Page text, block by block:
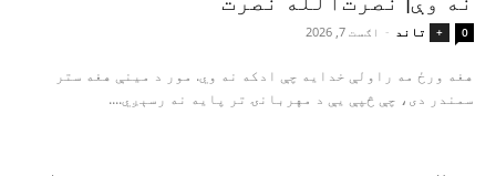
+ تاند - اګست 7, 2026 0
هغه ورځ مه راولې خدایه چې ادکه نه وي. مور د مینې هغه ستر
سمندر دی، چې څپې یې د مهربانۍ تر پایه نه رسېږي....